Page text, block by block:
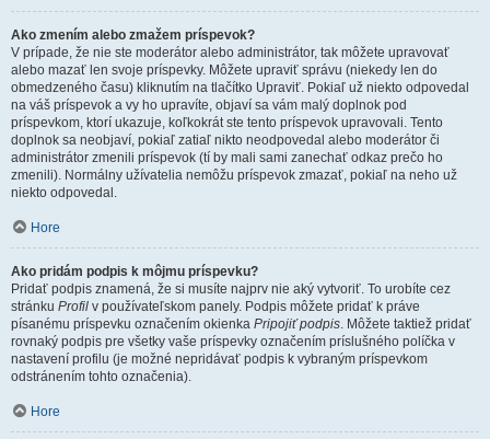
Ako zmením alebo zmažem príspevok?
V prípade, že nie ste moderátor alebo administrátor, tak môžete upravovať
alebo mazať len svoje príspevky. Môžete upraviť správu (niekedy len do
obmedzeného času) kliknutím na tlačítko Upraviť. Pokiaľ už niekto odpovedal
na váš príspevok a vy ho upravíte, objaví sa vám malý doplnok pod
príspevkom, ktorí ukazuje, koľkokrát ste tento príspevok upravovali. Tento
doplnok sa neobjaví, pokiaľ zatiaľ nikto neodpovedal alebo moderátor či
administrátor zmenili príspevok (tí by mali sami zanechať odkaz prečo ho
zmenili). Normálny užívatelia nemôžu príspevok zmazať, pokiaľ na neho už
niekto odpovedal.
Hore
Ako pridám podpis k môjmu príspevku?
Pridať podpis znamená, že si musíte najprv nie aký vytvoriť. To urobíte cez
stránku Profil v používateľskom panely. Podpis môžete pridať k práve
písanému príspevku označením okienka Pripojiť podpis. Môžete taktiež pridať
rovnaký podpis pre všetky vaše príspevky označením príslušného políčka v
nastavení profilu (je možné nepridávať podpis k vybraným príspevkom
odstránením tohto označenia).
Hore